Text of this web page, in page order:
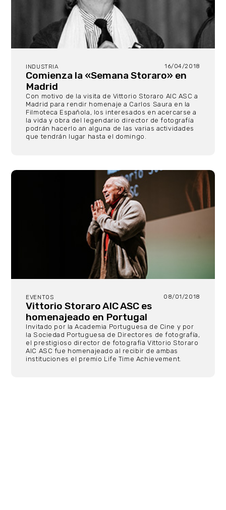
INDUSTRIA 16/04/2018
Comienza la «Semana Storaro» en
Madrid
Con motivo de la visita de Vittorio Storaro AIC ASC a
Madrid para rendir homenaje a Carlos Saura en la
Filmoteca Española, los interesados en acercarse a
la vida y obra del legendario director de fotografía
podrán hacerlo an alguna de las varias actividades
que tendrán lugar hasta el domingo.
EVENTOS 08/01/2018
Vittorio Storaro AIC ASC es
homenajeado en Portugal
Invitado por la Academia Portuguesa de Cine y por
la Sociedad Portuguesa de Directores de fotografía,
el prestigioso director de fotografía Vittorio Storaro
AIC ASC fue homenajeado al recibir de ambas
instituciones el premio Life Time Achievement.